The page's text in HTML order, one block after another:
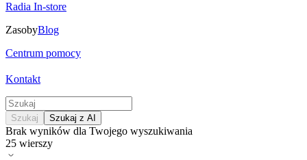
Radia In-store
ZasobyBlog
Centrum pomocy
Kontakt
Szukaj Szukaj z AI
Brak wyników dla Twojego wyszukiwania
25 wierszy